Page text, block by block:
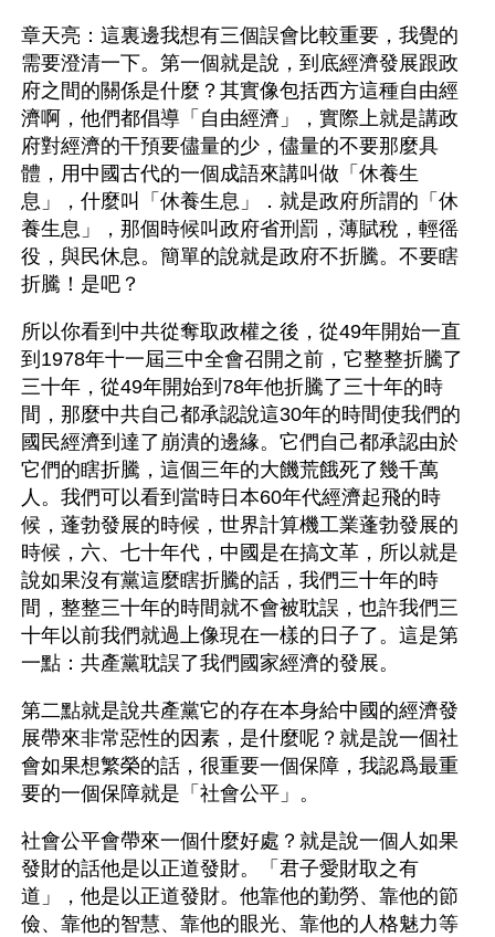
章天亮：這裏邊我想有三個誤會比較重要，我覺的
需要澄清一下。第一個就是說，到底經濟發展跟政
府之間的關係是什麼？其實像包括西方這種自由經
濟啊，他們都倡導「自由經濟」，實際上就是講政
府對經濟的干預要儘量的少，儘量的不要那麼具
體，用中國古代的一個成語來講叫做「休養生
息」，什麼叫「休養生息」．就是政府所謂的「休
養生息」，那個時候叫政府省刑罰，薄賦稅，輕徭
役，與民休息。簡單的說就是政府不折騰。不要瞎
折騰！是吧？
所以你看到中共從奪取政權之後，從49年開始一直
到1978年十一屆三中全會召開之前，它整整折騰了
三十年，從49年開始到78年他折騰了三十年的時
間，那麼中共自己都承認說這30年的時間使我們的
國民經濟到達了崩潰的邊緣。它們自己都承認由於
它們的瞎折騰，這個三年的大饑荒餓死了幾千萬
人。我們可以看到當時日本60年代經濟起飛的時
候，蓬勃發展的時候，世界計算機工業蓬勃發展的
時候，六、七十年代，中國是在搞文革，所以就是
說如果沒有黨這麼瞎折騰的話，我們三十年的時
間，整整三十年的時間就不會被耽誤，也許我們三
十年以前我們就過上像現在一樣的日子了。這是第
一點：共產黨耽誤了我們國家經濟的發展。
第二點就是說共產黨它的存在本身給中國的經濟發
展帶來非常惡性的因素，是什麼呢？就是說一個社
會如果想繁榮的話，很重要一個保障，我認爲最重
要的一個保障就是「社會公平」。
社會公平會帶來一個什麼好處？就是說一個人如果
發財的話他是以正道發財。「君子愛財取之有
道」，他是以正道發財。他靠他的勤勞、靠他的節
儉、靠他的智慧、靠他的眼光、靠他的人格魅力等